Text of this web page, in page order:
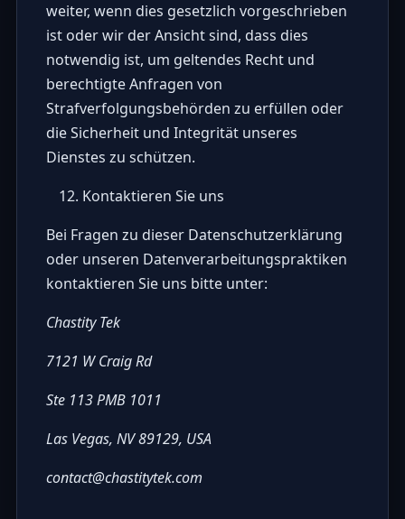
weiter, wenn dies gesetzlich vorgeschrieben
ist oder wir der Ansicht sind, dass dies
notwendig ist, um geltendes Recht und
berechtigte Anfragen von
Strafverfolgungsbehörden zu erfüllen oder
die Sicherheit und Integrität unseres
Dienstes zu schützen.
Kontaktieren Sie uns
Bei Fragen zu dieser Datenschutzerklärung
oder unseren Datenverarbeitungspraktiken
kontaktieren Sie uns bitte unter:
Chastity Tek
7121 W Craig Rd
Ste 113 PMB 1011
Las Vegas, NV 89129, USA
contact@chastitytek.com